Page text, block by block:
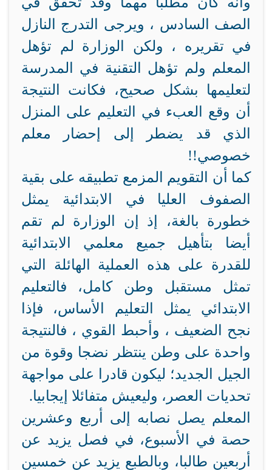
الصف السادس ، ويرجى التدرج النازل
في تقريره ، ولكن الوزارة لم تؤهل
المعلم ولم تؤهل التقنية في المدرسة
لتعليمها بشكل صحيح، فكانت النتيجة
أن وقع العبء في التعليم على المنزل
الذي قد يضطر إلى إحضار معلم
خصوصي!!
كما أن التقويم المزمع تطبيقه على بقية
الصفوف العليا في الابتدائية يمثل
خطورة بالغة، إذ إن الوزارة لم تقم
أيضا بتأهيل جميع معلمي الابتدائية
للقدرة على هذه العملية الهائلة التي
تمثل مستقبل وطن كامل، فالتعليم
الابتدائي يمثل التعليم الأساس، فإذا
نجح الضعيف ، وأحبط القوي ، فالنتيجة
واحدة على وطن ينتظر نضجا وقوة من
الجيل الجديد؛ ليكون قادرا على مواجهة
تحديات العصر، وليعيش متفائلا إيجابيا.
المعلم يصل نصابه إلى أربع وعشرين
حصة في الأسبوع، في فصل يزيد عن
أربعين طالبا، وبالطبع يزيد عن خمسين